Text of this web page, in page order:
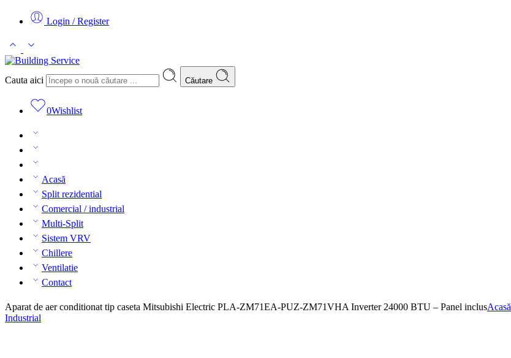
Login / Register
Cauta aici Căutare
0Wishlist
Acasă
Split rezidential
Comercial / industrial
Multi-Split
Sistem VRV
Chillere
Ventilatie
Contact
Aparat de aer conditionat tip caseta Mitsubishi Electric PLA-ZM71EA-PUZ-ZM71VHA Inverter 24000 BTU – Panel inclusAcasă
Industrial